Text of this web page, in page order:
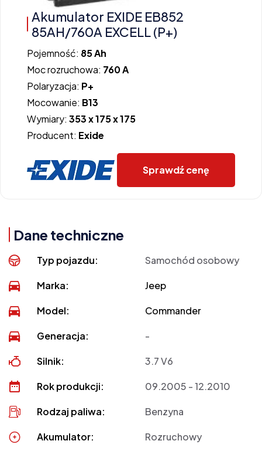
Akumulator EXIDE EB852
85AH/760A EXCELL (P+)
Pojemność: 85 Ah
Moc rozruchowa: 760 A
Polaryzacja: P+
Mocowanie: B13
Wymiary: 353 x 175 x 175
Producent: Exide
Sprawdź cenę
Dane techniczne
Typ pojazdu: Samochód osobowy
Marka: Jeep
Model: Commander
Generacja: -
Silnik: 3.7 V6
Rok produkcji: 09.2005 - 12.2010
Rodzaj paliwa: Benzyna
Akumulator: Rozruchowy